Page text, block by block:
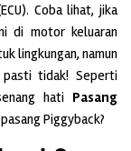
Coba lihat, jika
di motor keluaran
lingkungan, namun
tidak! Seperti
hati Pasang
Piggyback?